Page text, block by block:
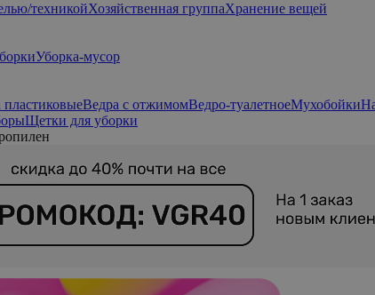
техникойХозяйственная группаХранение вещей
Уборка-мусор
пластиковыеВедра с отжимомВедро-туалетноеМухобойки
Щетки для уборки